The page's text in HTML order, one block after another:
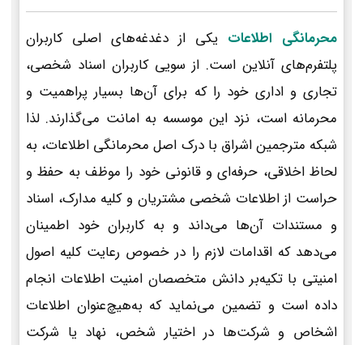
محرمانگی اطلاعات یکی از دغدغه‌های اصلی کاربران
پلتفرم‌های آنلاین است. از سویی کاربران اسناد شخصی،
تجاری و اداری خود را که برای آن‌ها بسیار پراهمیت و
محرمانه است، نزد این موسسه به امانت می‌گذارند. لذا
شبکه مترجمین اشراق با درک اصل محرمانگی اطلاعات، به
لحاظ اخلاقی، حرفه‌ای و قانونی خود را موظف به حفظ و
حراست از اطلاعات شخصی مشتریان و کلیه مدارک، اسناد
و مستندات آن‌ها می‌داند و به کاربران خود اطمینان
می‌دهد که اقدامات لازم را در خصوص رعایت کلیه اصول
امنیتی با تکیه‌بر دانش متخصصان امنیت اطلاعات انجام
داده است و تضمین می‌نماید که به‌هیچ‌عنوان اطلاعات
اشخاص و شرکت‌ها در اختیار شخص، نهاد یا شرکت